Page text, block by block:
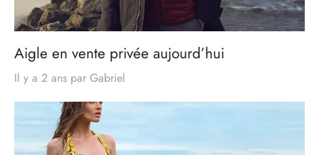
Aigle en vente privée aujourd’hui
Il y a 2 ans par Gabriel